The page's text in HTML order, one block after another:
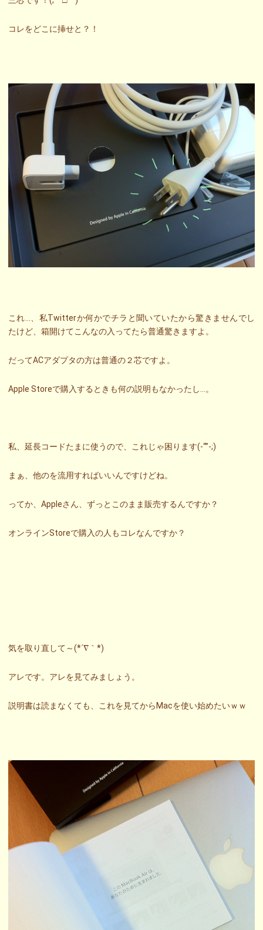
コレをどこに挿せと？！
これ…、私Twitterか何かでチラと聞いていたから驚きませんでし
たけど、箱開けてこんなの入ってたら普通驚きますよ。
だってACアダプタの方は普通の２芯ですよ。
Apple Storeで購入するときも何の説明もなかったし…。
私、延長コードたまに使うので、これじゃ困ります(-“”-;)
まぁ、他のを流用すればいいんですけどね。
ってか、Appleさん、ずっとこのまま販売するんですか？
オンラインStoreで購入の人もコレなんですか？
気を取り直して～(*´∇｀*)
アレです。アレを見てみましょう。
説明書は読まなくても、これを見てからMacを使い始めたいｗｗ